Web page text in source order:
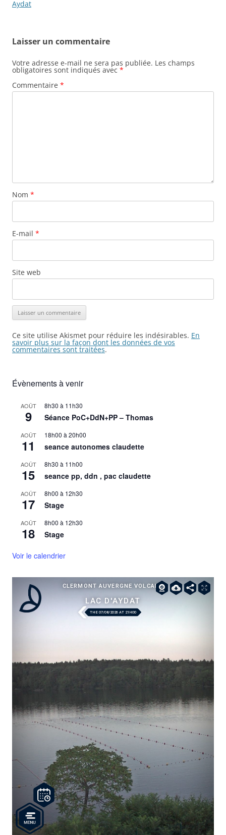
Aydat
Laisser un commentaire
Votre adresse e-mail ne sera pas publiée. Les champs
obligatoires sont indiqués avec *
Commentaire *
Nom *
E-mail *
Site web
Ce site utilise Akismet pour réduire les indésirables. En
savoir plus sur la façon dont les données de vos
commentaires sont traitées.
Évènements à venir
AOÛT
9
8h30 à 11h30
Séance PoC+DdN+PP – Thomas
AOÛT
11
18h00 à20h00
seance autonomes claudette
AOÛT
15
8h30 à 11h00
seance pp, ddn , pac claudette
AOÛT
17
8h00 à 12h30
Stage
AOÛT
18
8h00 à 12h30
Stage
Voir le calendrier